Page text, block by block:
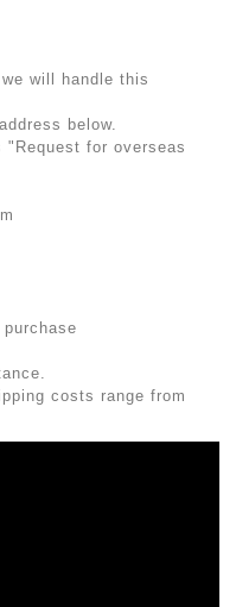
will handle this
below.
for overseas
costs range from